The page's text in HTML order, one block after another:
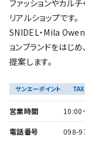
ファッションやカル
リアルショップです。
SNIDEL・Mila
ョンブランドをはじ
提案します。
サンエーポイント
営業時間 10:00
電話番号 098-